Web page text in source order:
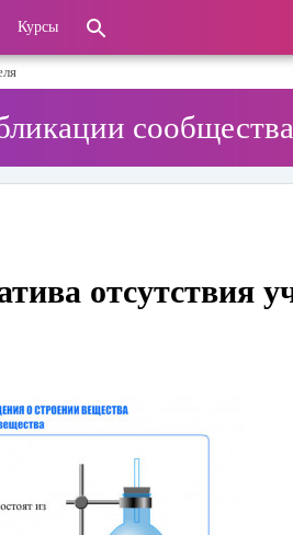
Курсы
сообщества
отсутствия